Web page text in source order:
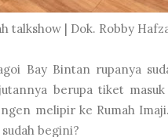
talkshow | Dok. Robby
Bay Bintan rupanya
berupa tiket
melipir ke Rumah
begini?